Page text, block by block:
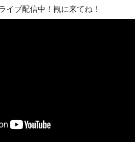
イブ配信中！観に来てね！